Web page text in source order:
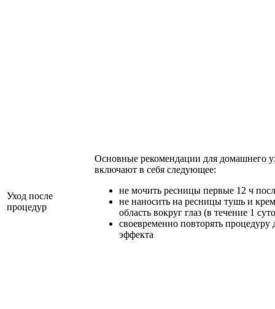
Уход после
процедур
Основные рекомендации для домашнего
включают в себя следующее:
не мочить ресницы первые 12 ч
не наносить на ресницы тушь и
область вокруг глаз (в течение 1
своевременно повторять процедуру
эффекта